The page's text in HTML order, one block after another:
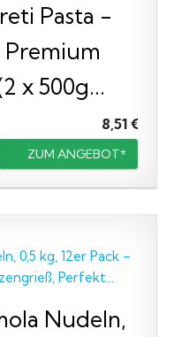
Pasta -
x 500g...
8,51 €
ZUM ANGEBOT*
Nudeln,